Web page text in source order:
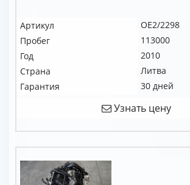
Артикул
OE2/2298
Пробег
113000
Год
2010
Страна
Литва
Гарантия
30 дней
Узнать цену